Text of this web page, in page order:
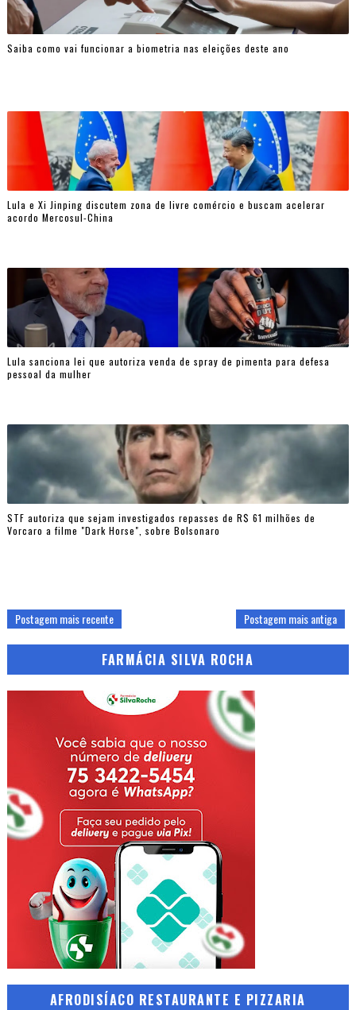
Saiba como vai funcionar a biometria nas eleições deste ano
Lula e Xi Jinping discutem zona de livre comércio e buscam acelerar
acordo Mercosul-China
Lula sanciona lei que autoriza venda de spray de pimenta para defesa
pessoal da mulher
STF autoriza que sejam investigados repasses de R$ 61 milhões de
Vorcaro a filme "Dark Horse", sobre Bolsonaro
Postagem mais recente Postagem mais antiga
FARMÁCIA SILVA ROCHA
AFRODISÍACO RESTAURANTE E PIZZARIA